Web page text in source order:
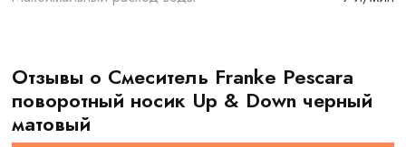
Отзывы о Смеситель Franke Pescara
поворотный ноcик Up & Down черный
матовый